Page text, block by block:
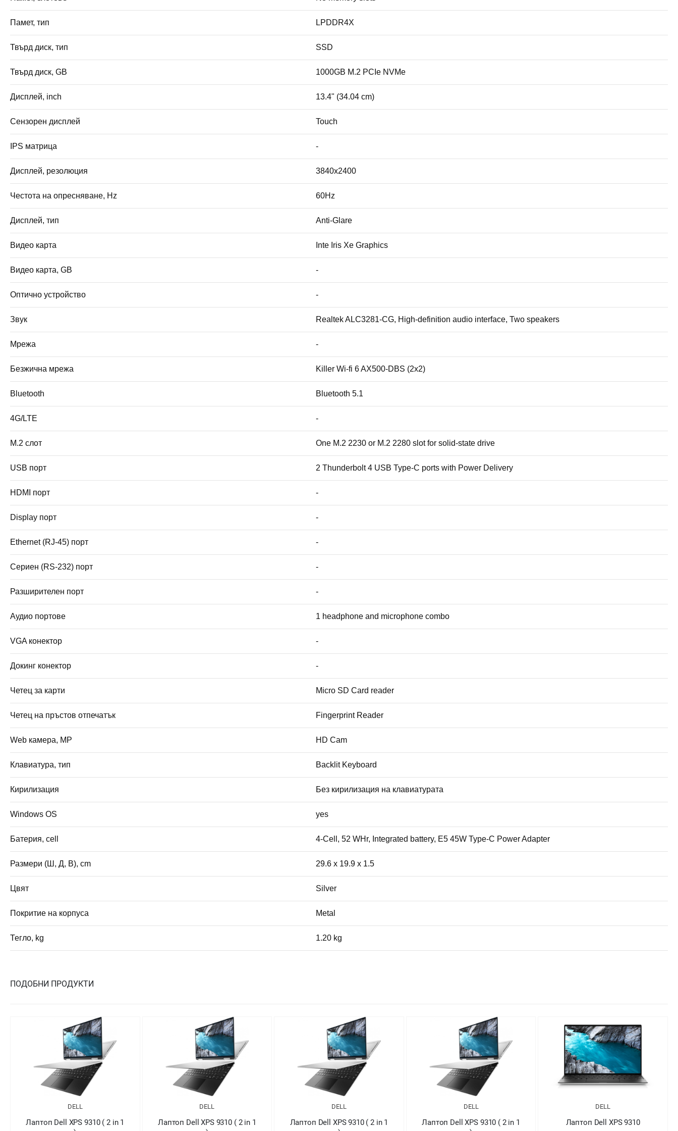
Памет, тип LPDDR4X
Твърд диск, тип SSD
Твърд диск, GB 1000GB M.2 PCIe NVMe
Дисплей, inch 13.4" (34.04 cm)
Сензорен дисплей Touch
IPS матрица -
Дисплей, резолюция 3840x2400
Честота на опресняване, Hz 60Hz
Дисплей, тип Anti-Glare
Видео карта Inte Iris Xe Graphics
Видео карта, GB -
Оптично устройство -
Звук Realtek ALC3281-CG, High-definition audio interface, Two speakers
Мрежа -
Безжична мрежа Killer Wi-fi 6 AX500-DBS (2x2)
Bluetooth Bluetooth 5.1
4G/LTE -
M.2 слот One M.2 2230 or M.2 2280 slot for solid-state drive
USB порт 2 Thunderbolt 4 USB Type-C ports with Power Delivery
HDMI порт -
Display порт -
Ethernet (RJ-45) порт -
Сериен (RS-232) порт -
Разширителен порт -
Аудио портове 1 headphone and microphone combo
VGA конектор -
Докинг конектор -
Четец за карти Micro SD Card reader
Четец на пръстов отпечатък Fingerprint Reader
Web камера, MP HD Cam
Клавиатура, тип Backlit Keyboard
Кирилизация Без кирилизация на клавиатурата
Windows OS yes
Батерия, cell 4-Cell, 52 WHr, Integrated battery, E5 45W Type-C Power Adapter
Размери (Ш, Д, В), cm 29.6 x 19.9 x 1.5
Цвят Silver
Покритие на корпуса Metal
Тегло, kg 1.20 kg
ПОДОБНИ ПРОДУКТИ
DELL
Лаптоп Dell XPS 9310 ( 2 in 1
DELL
Лаптоп Dell XPS 9310 ( 2 in 1
DELL
Лаптоп Dell XPS 9310 ( 2 in 1
DELL
Лаптоп Dell XPS 9310
DELL
Лаптоп Dell XPS 9310